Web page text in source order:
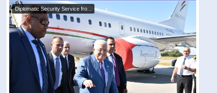
Diplomatic Security Service fro...